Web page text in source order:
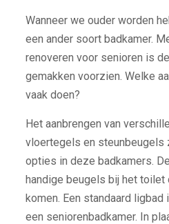
Wanneer we ouder worden
een ander soort badkamer.
renoveren voor senioren is
gemakken voorzien. Welke
vaak doen?
Het aanbrengen van
vloertegels en steunbeugels
opties in deze badkamers.
handige beugels bij het toilet
komen. Een standaard
een seniorenbadkamer. In